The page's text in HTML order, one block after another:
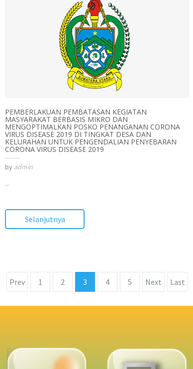
PEMBERLAKUAN PEMBATASAN KEGIATAN
MASYARAKAT BERBASIS MIKRO DAN
MENGOPTIMALKAN POSKO PENANGANAN CORONA
VIRUS DISEASE 2019 DI TINGKAT DESA DAN
KELURAHAN UNTUK PENGENDALIAN PENYEBARAN
CORONA VIRUS DISEASE 2019
by admin
...
Selanjutnya
Prev 1 2 3 4 5 Next Last